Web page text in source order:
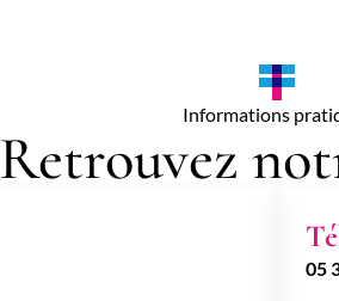
Informations
Retrouvez
05